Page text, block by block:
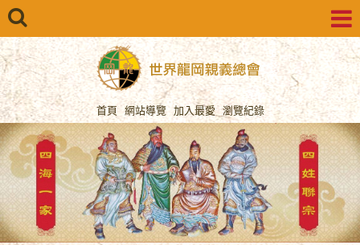
首頁 網站導覽 加入最愛 瀏覽紀錄